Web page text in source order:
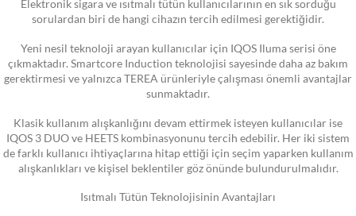
Elektronik sigara ve ısıtmalı tütün kullanıcılarının en sık sorduğu
sorulardan biri de hangi cihazın tercih edilmesi gerektiğidir.
Yeni nesil teknoloji arayan kullanıcılar için IQOS Iluma serisi öne
çıkmaktadır. Smartcore Induction teknolojisi sayesinde daha az bakım
gerektirmesi ve yalnızca TEREA ürünleriyle çalışması önemli avantajlar
sunmaktadır.
Klasik kullanım alışkanlığını devam ettirmek isteyen kullanıcılar ise
IQOS 3 DUO ve HEETS kombinasyonunu tercih edebilir. Her iki sistem
de farklı kullanıcı ihtiyaçlarına hitap ettiği için seçim yaparken kullanım
alışkanlıkları ve kişisel beklentiler göz önünde bulundurulmalıdır.
Isıtmalı Tütün Teknolojisinin Avantajları